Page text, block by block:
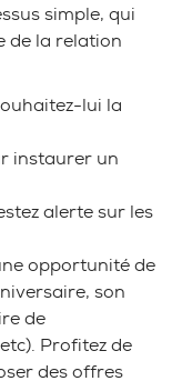
simple, qui
de la relation
lui la
instaurer un
alerte sur les
opportunité de
son
de
Profitez de
des offres